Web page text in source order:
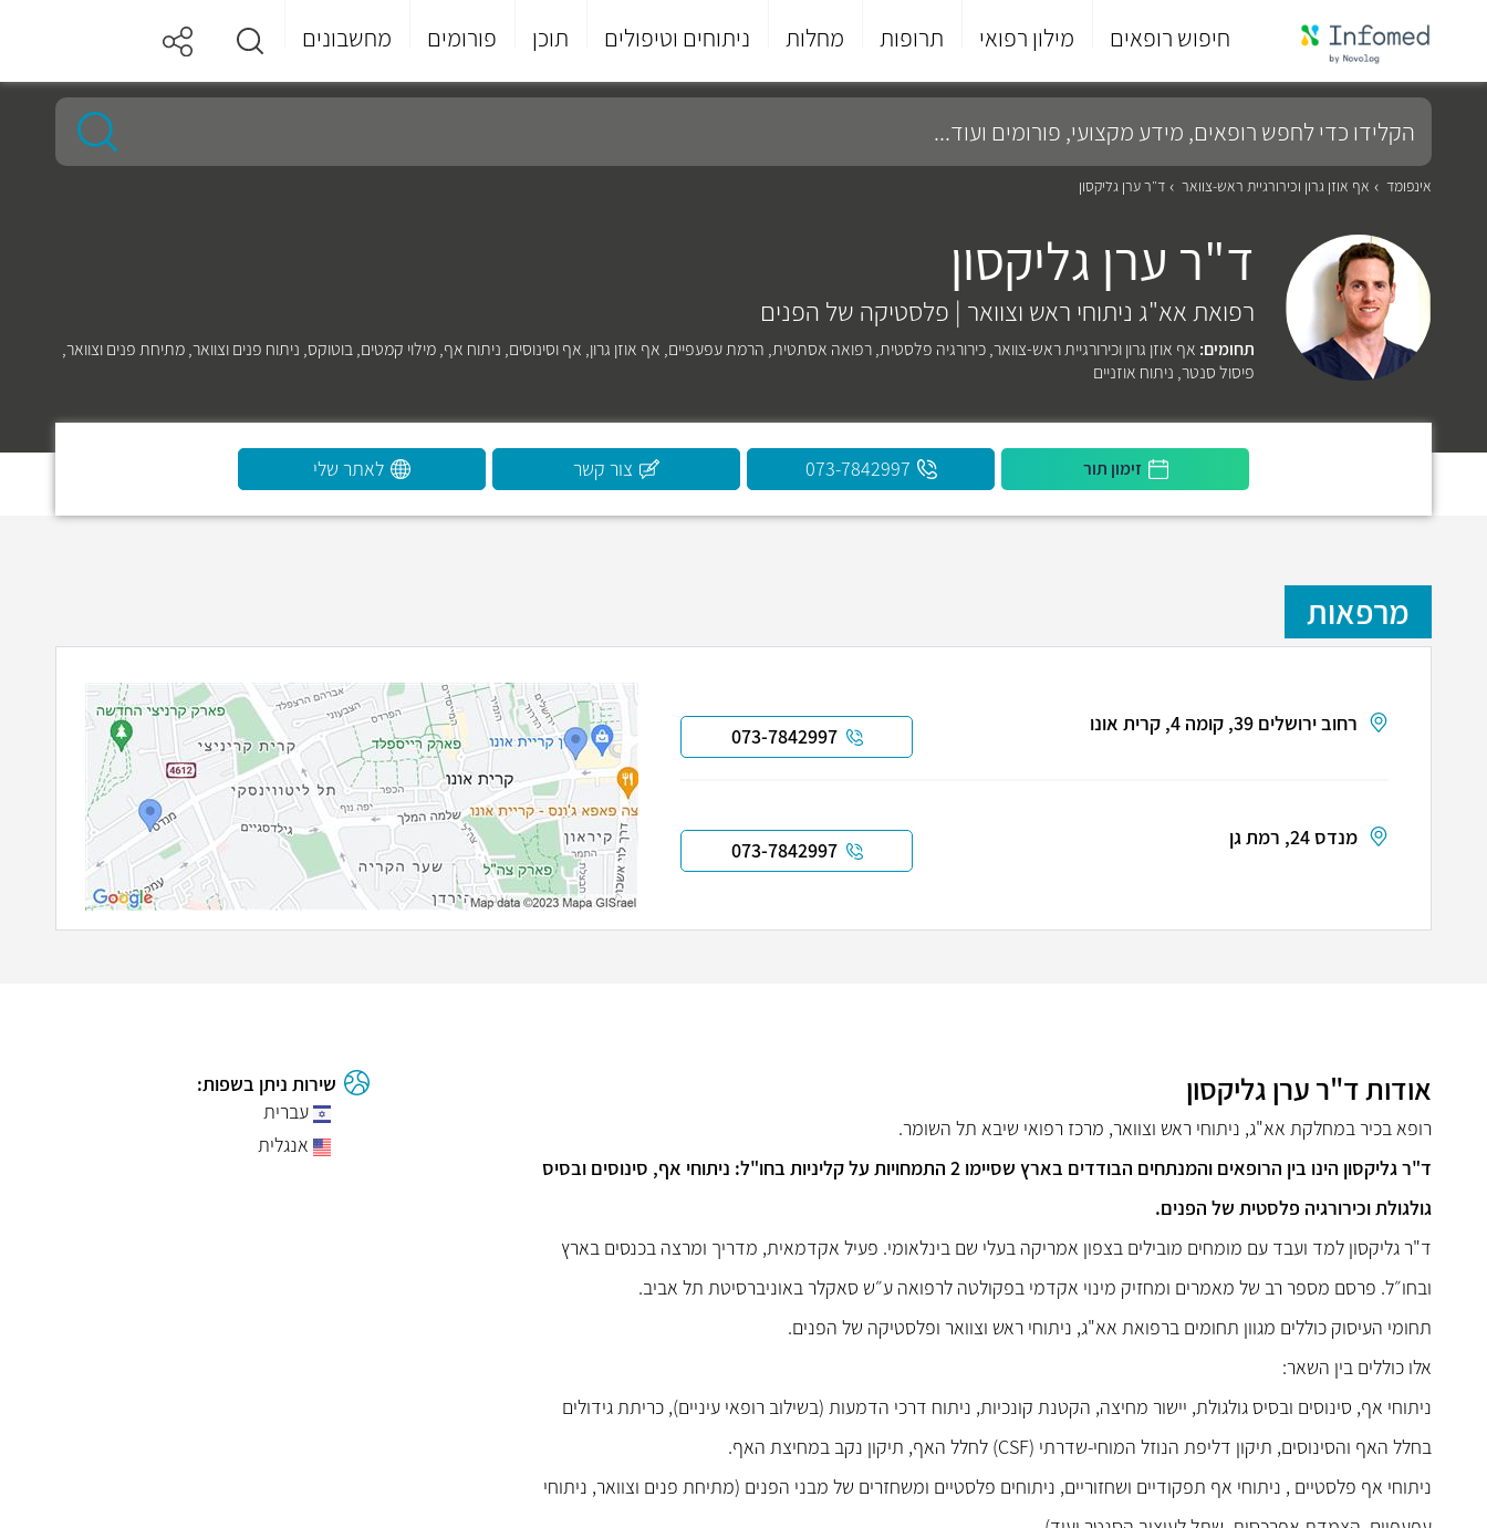
חיפוש רופאים מילון רפואי תרופות מחלות ניתוחים וטיפולים תוכן פורומים מחשבונים
סוף
התפריט
הקלידו
כדי
לחפש
רופאים,
מידע
ועוד...
אינפומד אף אוזן גרון וכירורגיית ראש-צוואר ד"ר ערן גליקסון
ד"ר ערן גליקסון
רפואת אא"ג ניתוחי ראש וצוואר | פלסטיקה של הפנים
תחומים: אף אוזן גרון וכירורגיית ראש-צוואר,כירורגיה פלסטית,רפואה אסתטית, הרמת עפעפיים, אף אוזן גרון, אף וסינוסים, ניתוח אף,מילוי קמטים,בוטוקס, ניתוח פנים וצוואר,מתיחת פנים וצוואר,
פיסול סנטר, ניתוח אוזניים
זימון תור 073-7842997 צור קשר לאתר שלי
מרפאות
רחוב ירושלים 39, קומה 4, קרית אונו
073-7842997
מנדס 24, רמת גן
073-7842997
אודות ד"ר ערן גליקסון
רופא בכיר במחלקת אא"ג, ניתוחי ראש וצוואר, מרכז רפואי שיבא תל השומר.
ד"ר גליקסון הינו בין הרופאים והמנתחים הבודדים בארץ שסיימו 2 התמחויות על קליניות בחו"ל: ניתוחי אף, סינוסים ובסיס
גולגולת וכירורגיה פלסטית של הפנים.
ד"ר גליקסון למד ועבד עם מומחים מובילים בצפון אמריקה בעלי שם בינלאומי. פעיל אקדמאית, מדריך ומרצה בכנסים בארץ
ובחו״ל. פרסם מספר רב של מאמרים ומחזיק מינוי אקדמי בפקולטה לרפואה ע״ש סאקלר באוניברסיטת תל אביב.
תחומי העיסוק כוללים מגוון תחומים ברפואת אא"ג, ניתוחי ראש וצוואר ופלסטיקה של הפנים.
אלו כוללים בין השאר:
ניתוחי אף, סינוסים ובסיס גולגולת, יישור מחיצה, הקטנת קונכיות, ניתוח דרכי הדמעות (בשילוב רופאי עיניים), כריתת גידולים
בחלל האף והסינוסים, תיקון דליפת הנוזל המוחי-שדרתי (CSF) לחלל האף, תיקון נקב במחיצת האף.
ניתוחי אף פלסטיים , ניתוחי אף תפקודיים ושחזוריים, ניתוחים פלסטיים ומשחזרים של מבני הפנים (מתיחת פנים וצוואר, ניתוחי
שירות ניתן בשפות:
עברית
אנגלית